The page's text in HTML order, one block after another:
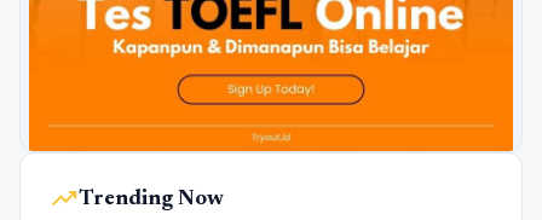
trending_upTrending Now